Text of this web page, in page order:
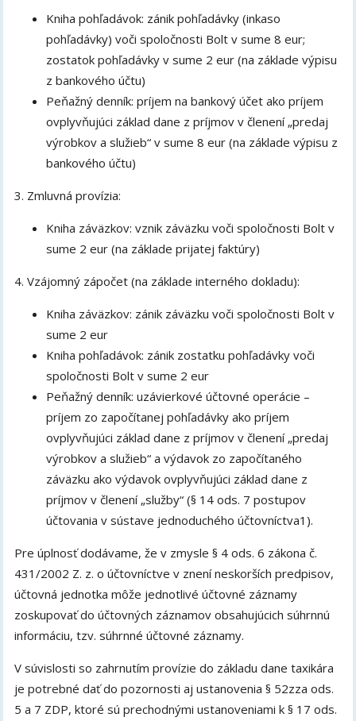
Kniha pohľadávok: zánik pohľadávky (inkaso
pohľadávky) voči spoločnosti Bolt v sume 8 eur;
zostatok pohľadávky v sume 2 eur (na základe výpisu
z bankového účtu)
Peňažný denník: príjem na bankový účet ako príjem
ovplyvňujúci základ dane z príjmov v členení „predaj
výrobkov a služieb“ v sume 8 eur (na základe výpisu z
bankového účtu)
3. Zmluvná provízia:
Kniha záväzkov: vznik záväzku voči spoločnosti Bolt v
sume 2 eur (na základe prijatej faktúry)
4. Vzájomný zápočet (na základe interného dokladu):
Kniha záväzkov: zánik záväzku voči spoločnosti Bolt v
sume 2 eur
Kniha pohľadávok: zánik zostatku pohľadávky voči
spoločnosti Bolt v sume 2 eur
Peňažný denník: uzávierkové účtovné operácie –
príjem zo započítanej pohľadávky ako príjem
ovplyvňujúci základ dane z príjmov v členení „predaj
výrobkov a služieb“ a výdavok zo započítaného
záväzku ako výdavok ovplyvňujúci základ dane z
príjmov v členení „služby“ (§ 14 ods. 7 postupov
účtovania v sústave jednoduchého účtovníctva1).
Pre úplnosť dodávame, že v zmysle § 4 ods. 6 zákona č.
431/2002 Z. z. o účtovníctve v znení neskorších predpisov,
účtovná jednotka môže jednotlivé účtovné záznamy
zoskupovať do účtovných záznamov obsahujúcich súhrnnú
informáciu, tzv. súhrnné účtovné záznamy.
V súvislosti so zahrnutím provízie do základu dane taxikára
je potrebné dať do pozornosti aj ustanovenia § 52zza ods.
5 a 7 ZDP, ktoré sú prechodnými ustanoveniami k § 17 ods.